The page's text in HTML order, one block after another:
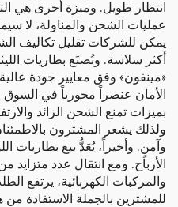
انتظار طويل. وميزة أخرى هي
عمليات الشحن والمناولة، لا
يمكن للشركات تقليل تكاليف
«مينفون» وفق معايير جودة
الأمان عنصراً محورياً في السوق
بميزات تمنع الشحن الزائد
ولذلك يشعر المشترون
وآمنٍ. وأخيراً، يُعَدُّ بيع بطاريات
الأرباح. ومع انتقال عدد متزايد
والمركبات الكهربائية، يرتفع
للمشترين بالجملة الاستفادة